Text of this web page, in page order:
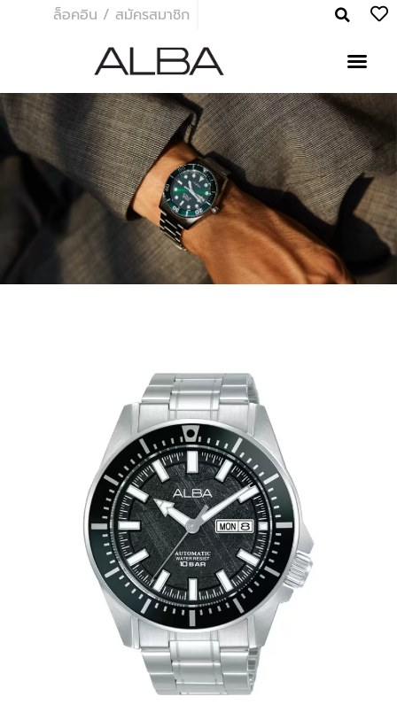
ล็อคอิน / สมัครสมาชิก